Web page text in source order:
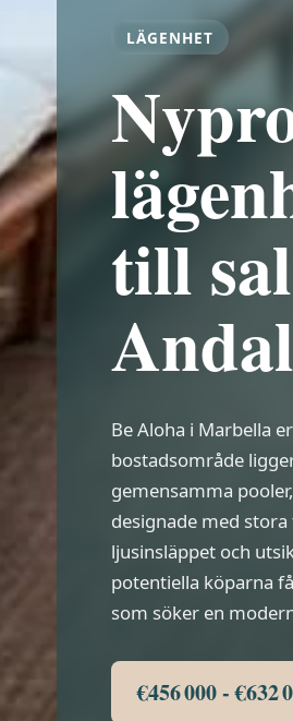
LÄGENHET
till
Be Aloha i Marbella
bostadsområde
gemensamma
designade med
ljusinsläppet och
potentiella köparna
som söker en
€456 000 - €632